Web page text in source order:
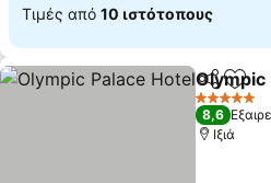
Τιμές από 10 ιστότοπους
Olympic
5 Αστέρια
8,6
Ιξιά